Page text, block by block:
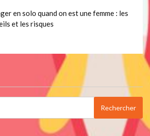
en solo quand on est une femme : les
et les risques